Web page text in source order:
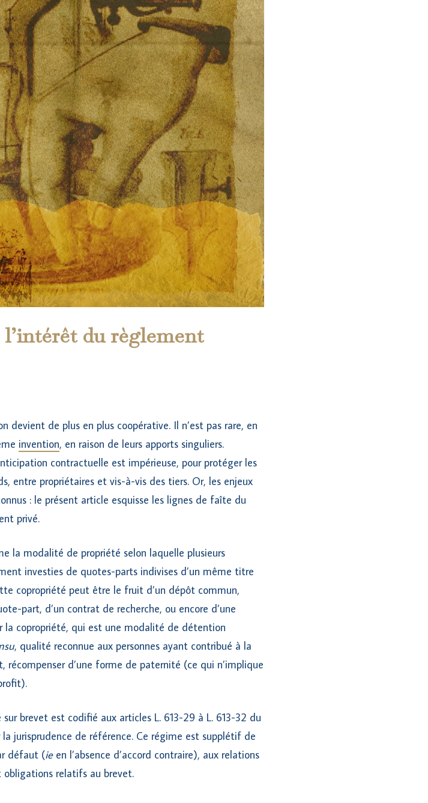
du règlement
devient de plus en plus coopérative. Il n’est pas rare, en
invention, en raison de leurs apports singuliers.
contractuelle est impérieuse, pour protéger les
entre propriétaires et vis-à-vis des tiers. Or, les enjeux
: le présent article esquisse les lignes de faîte du
privé.
la modalité de propriété selon laquelle plusieurs
investies de quotes-parts indivises d’un même titre
copropriété peut être le fruit d’un dépôt commun,
part, d’un contrat de recherche, ou encore d’une
la copropriété, qui est une modalité de détention
, qualité reconnue aux personnes ayant contribué à la
d’une forme de paternité (ce qui n’implique
brevet est codifié aux articles L. 613-29 à L. 613-32 du
jurisprudence de référence. Ce régime est supplétif de
défaut (ieen l’absence d’accord contraire), aux relations
relatifs au brevet.